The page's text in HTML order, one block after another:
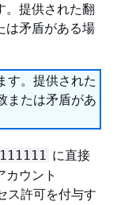
。提供された翻
は矛盾がある場
す。提供された
または矛盾があ
に直接
カウント
ス許可を付与す